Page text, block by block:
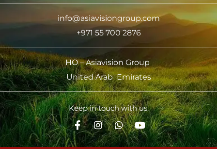
info@asiavisiongroup.com
+971 55 700 2876
HO – Asiavision Group
United Arab Emirates
Keep in touch with us.